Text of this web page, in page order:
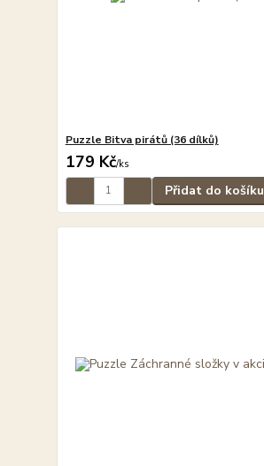
Puzzle Bitva pirátů (36 dílků)
179 Kč/ks
Přidat do košíku